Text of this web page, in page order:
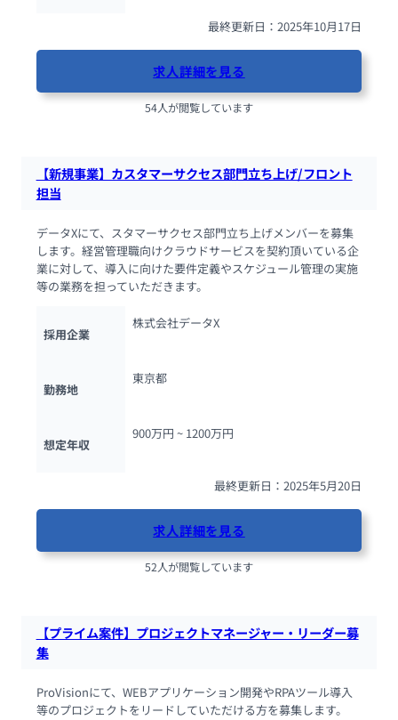
最終更新日：2025年10月17日
求人詳細を見る
54人が閲覧しています
【新規事業】カスタマーサクセス部門立ち上げ/フロント
担当
データXにて、スタマーサクセス部門立ち上げメンバーを募集
します。経営管理職向けクラウドサービスを契約頂いている企
業に対して、導入に向けた要件定義やスケジュール管理の実施
等の業務を担っていただきます。
採用企業
株式会社データX
勤務地
東京都
想定年収
900万円 ~ 1200万円
最終更新日：2025年5月20日
求人詳細を見る
52人が閲覧しています
【プライム案件】プロジェクトマネージャー・リーダー募
集
ProVisionにて、WEBアプリケーション開発やRPAツール導入
等のプロジェクトをリードしていただける方を募集します。